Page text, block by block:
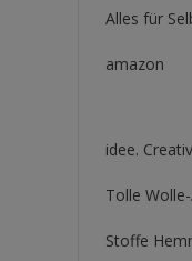
Alles für
amazon
idee.
Tolle
Stoffe